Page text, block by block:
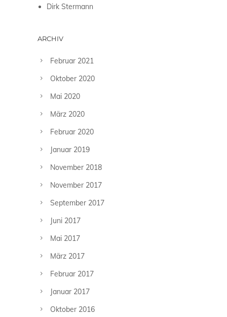
Dirk Stermann
ARCHIV
Februar 2021
Oktober 2020
Mai 2020
März 2020
Februar 2020
Januar 2019
November 2018
November 2017
September 2017
Juni 2017
Mai 2017
März 2017
Februar 2017
Januar 2017
Oktober 2016